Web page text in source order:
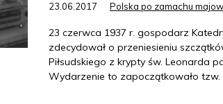
23.06.2017 Polska po zamachu
23 czerwca 1937 r. gospodarz
zdecydował o przeniesieniu
Piłsudskiego z krypty św. Leonarda
Wydarzenie to zapoczątkowało tzw.